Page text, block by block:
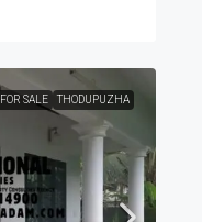
FOR SALE THODUPUZHA